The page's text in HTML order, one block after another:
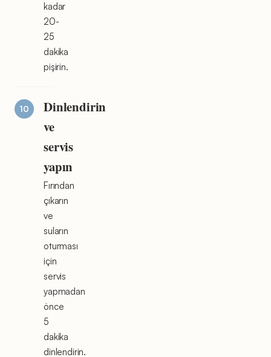
kadar
20-
25
dakika
pişirin.
Dinlendirin
ve
servis
yapın
Fırından
çıkarın
ve
suların
oturması
için
servis
yapmadan
önce
5
dakika
dinlendirin.